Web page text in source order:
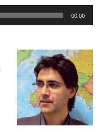
00:00